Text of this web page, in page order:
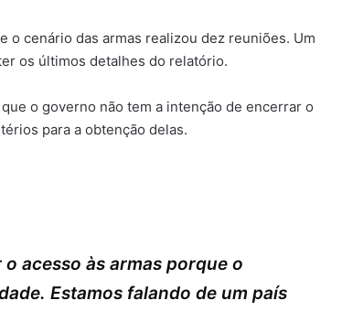
o cenário das armas realizou dez reuniões. Um
os últimos detalhes do relatório.
o governo não tem a intenção de encerrar o
para a obtenção delas.
acesso às armas porque o
Estamos falando de um país